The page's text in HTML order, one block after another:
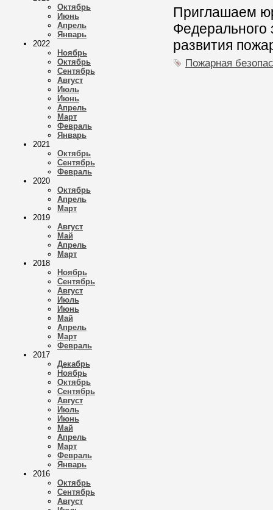
Октябрь
Июнь
Апрель
Январь
2022
Ноябрь
Октябрь
Сентябрь
Август
Июль
Июнь
Апрель
Март
Февраль
Январь
2021
Октябрь
Сентябрь
Февраль
2020
Октябрь
Апрель
Март
2019
Август
Май
Апрель
Март
2018
Ноябрь
Сентябрь
Август
Июль
Июнь
Май
Апрель
Март
Февраль
2017
Декабрь
Ноябрь
Октябрь
Сентябрь
Август
Июль
Июнь
Май
Апрель
Март
Февраль
Январь
2016
Октябрь
Сентябрь
Август
Приглашаем
развития
Пожарная